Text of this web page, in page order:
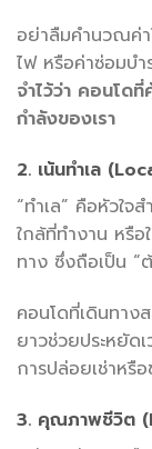
อย่าลืมคำนวณค่า
ไฟ หรือค่าซ่อมบำ
จำไว้ว่า คอนโด
กำลังของเรา
2. เน้นทำเล
“ทำเล” คือหัวใ
ใกล้ที่ทำงาน หรือ
ทาง ซึ่งถือเป็น
คอนโดที่เดินทาง
ยาวช่วยประหยัด
การปล่อยเช่าห
3. คุณภาพชีวิต